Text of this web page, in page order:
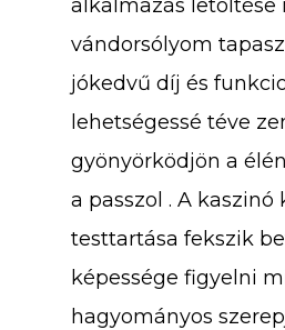
alkalmazás letöltése
vándorsólyom
jókedvű díj és
lehetségessé téve
gyönyörködjön a
a passzol . A kaszinó
testtartása fekszik
képessége figyelni
hagyományos